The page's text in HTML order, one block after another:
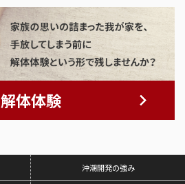
解体体験
沖潮開発の強み